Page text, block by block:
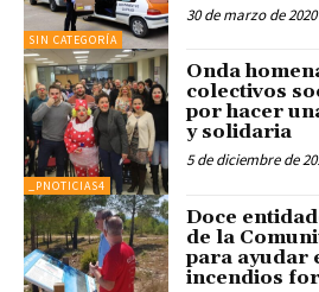
SIN CATEGORÍA
30 de marzo de 2020
_PNOTICIAS4
Onda
colectivos
por hacer
y solidaria
5 de diciembre de
Doce
de la
para ayudar
incendios